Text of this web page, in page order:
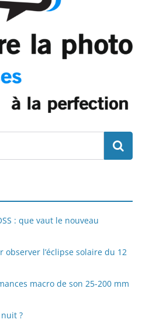
: que vaut le nouveau
l’éclipse solaire du 12
macro de son 25-200 mm
?